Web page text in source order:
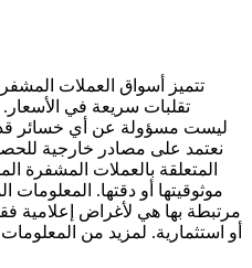
USDT
USDT Bonus
تتميز أسواق العملات
تقلبات سريعة في
نعتمد على مصادر خارجية
المتعلقة بالعملات المشفرة
موثوقيتها أو دقتها.
مرتبطة بها هي لأغراض إعلامية
أو استثمارية. لمزيد من